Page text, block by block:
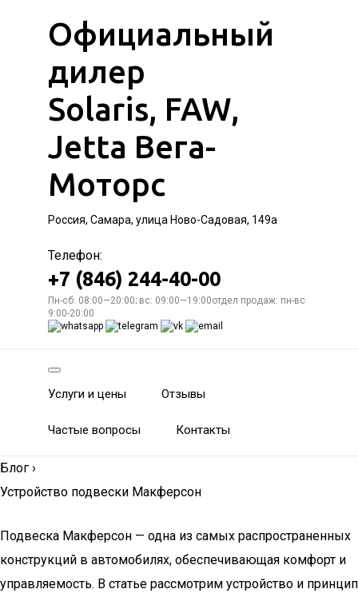
Официальный
дилер
Solaris, FAW,
Jetta Вега-
Моторс
Россия, Самара, улица Ново-Садовая, 149а
Телефон:
+7 (846) 244-40-00
Пн-сб: 08:00—20:00; вс: 09:00—19:00отдел продаж: пн-вс
9:00-20:00
Услуги и цены Отзывы
Частые вопросы Контакты
Блог ›
Устройство подвески Макферсон
Подвеска Макферсон — одна из самых распространенных
конструкций в автомобилях, обеспечивающая комфорт и
управляемость. В статье рассмотрим устройство и принцип